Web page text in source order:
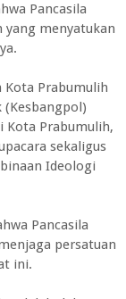
Pancasila
yang menyatukan
Kota Prabumulih
Kota Prabumulih,
sekaligus
Ideologi
Pancasila
persatuan
ini.